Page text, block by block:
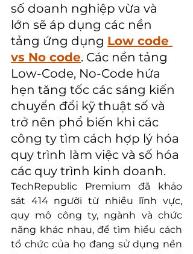
số doanh nghiệp vừa và
lớn sẽ áp dụng các nền
tảng ứng dụng Low code
vs No code. Các nền tảng
Low-Code, No-Code hứa
hẹn tăng tốc các sáng kiến ​​
chuyển đổi kỹ thuật số và
trở nên phổ biến khi các
công ty tìm cách hợp lý hóa
quy trình làm việc và số hóa
các quy trình kinh doanh.
TechRepublic Premium đã khảo
sát 414 người từ nhiều lĩnh vực,
quy mô công ty, ngành và chức
năng khác nhau, để tìm hiểu cách
tổ chức của họ đang sử dụng nền